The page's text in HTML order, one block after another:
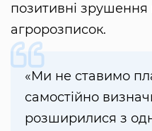
позитивні
агророзписок.
«Ми не ставимо
самостійно
розширилися з